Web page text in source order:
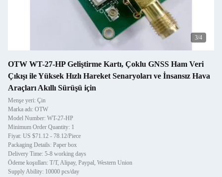
3/4
OTW WT-27-HP Geliştirme Kartı, Çoklu GNSS Ham Veri
Çıkışı ile Yüksek Hızlı Hareket Senaryoları ve İnsansız Hava
Araçları Akıllı Sürüşü için
Menşe yeri: Çin
Marka adı: OTW
Model Number: WT-27-HP
Minimum Order Quantity: 1
Fiyat: US $71.12 - 78.12/Piece
Packaging Details: Paper box
Delivery Time: 5-8 working days
Ödeme koşulları: T/T, Alipay, Paypal, Western Union
Supply Ability: 10000 pcs/day